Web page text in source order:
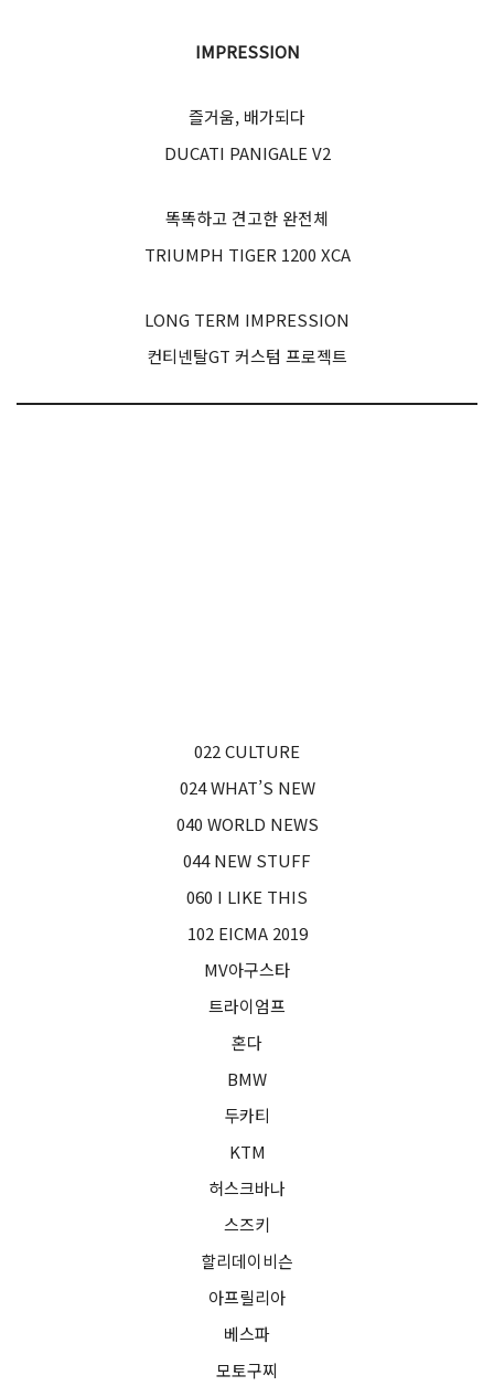
IMPRESSION
즐거움, 배가되다
DUCATI PANIGALE V2
똑똑하고 견고한 완전체
TRIUMPH TIGER 1200 XCA
LONG TERM IMPRESSION
컨티넨탈GT 커스텀 프로젝트
022 CULTURE
024 WHAT’S NEW
040 WORLD NEWS
044 NEW STUFF
060 I LIKE THIS
102 EICMA 2019
MV아구스타
트라이엄프
혼다
BMW
두카티
KTM
허스크바나
스즈키
할리데이비슨
아프릴리아
베스파
모토구찌